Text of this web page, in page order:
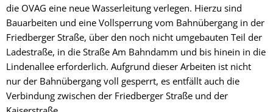
die OVAG eine neue Wasserleitung verlegen. Hierzu sind
Bauarbeiten und eine Vollsperrung vom Bahnübergang in der
Friedberger Straße, über den noch nicht umgebauten Teil der
Ladestraße, in die Straße Am Bahndamm und bis hinein in die
Lindenallee erforderlich. Aufgrund dieser Arbeiten ist nicht
nur der Bahnübergang voll gesperrt, es entfällt auch die
Verbindung zwischen der Friedberger Straße und der